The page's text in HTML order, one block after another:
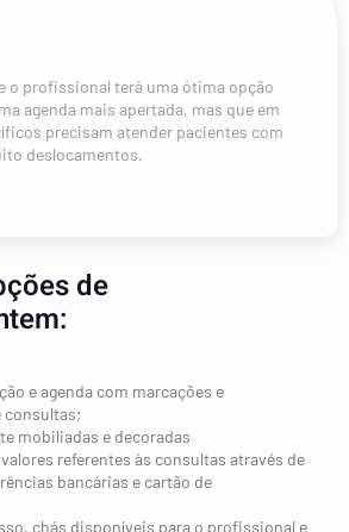
o profissional terá uma ótima opção
agenda mais apertada, mas que em
precisam atender pacientes com
deslocamentos.
de
e agenda com marcações e
consultas;
mobiliadas e decoradas
referentes às consultas através de
bancárias e cartão de
chás disponíveis para o profissional e